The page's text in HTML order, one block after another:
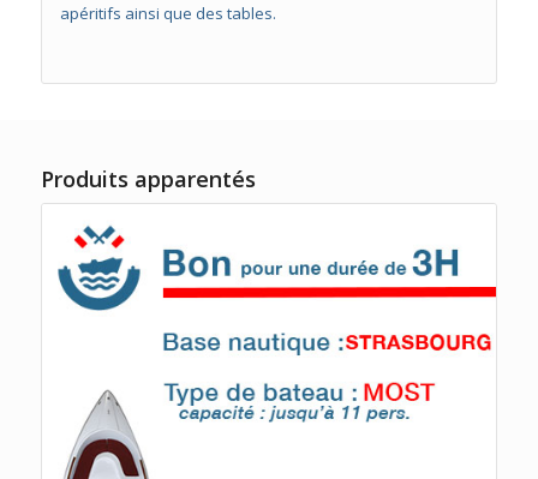
apéritifs ainsi que des tables.
Produits apparentés